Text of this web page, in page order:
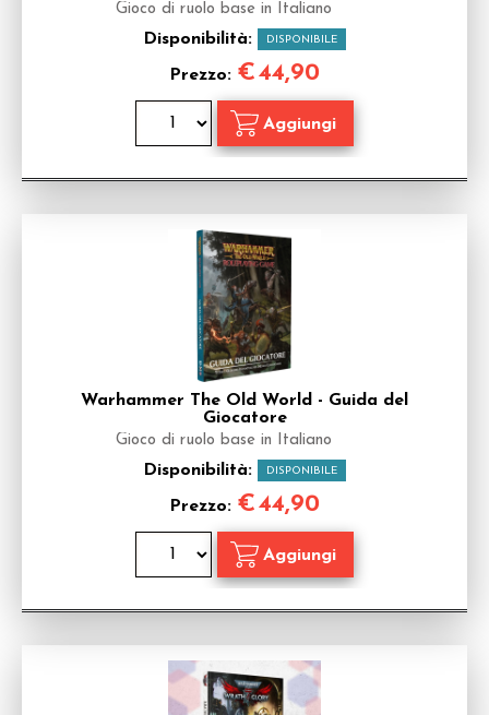
Gioco di ruolo base in Italiano
Disponibilità: DISPONIBILE
Prezzo: €44,90
Warhammer The Old World - Guida del
Giocatore
Gioco di ruolo base in Italiano
Disponibilità: DISPONIBILE
Prezzo: €44,90